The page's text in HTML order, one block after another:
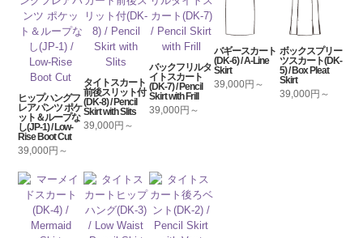
ヒップハングフ
レアパンツ ポケ
ット＆ループな
し(JP-1) / Low-
Rise Boot Cut
39,000円～
タイトスカート
前後スリット付
(DK-8) / Pencil
Skirt with Slits
39,000円～
バックフリルタ
イトスカート
(DK-7) / Pencil
Skirt with Frill
39,000円～
バギースカート
(DK-6) / A-Line
Skirt
39,000円～
ボックスプリー
ツスカート(DK-
5) / Box Pleat
Skirt
39,000円～